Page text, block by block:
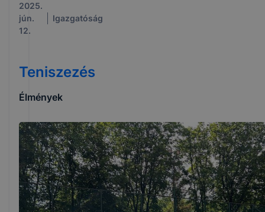
2025.
jún.
12.
Igazgatóság
Teniszezés
Élmények